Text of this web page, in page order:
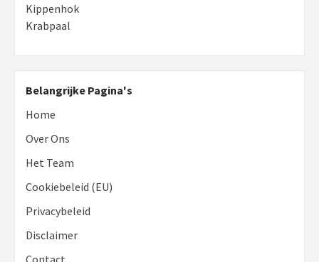
Kippenhok
Krabpaal
Belangrijke Pagina's
Home
Over Ons
Het Team
Cookiebeleid (EU)
Privacybeleid
Disclaimer
Contact